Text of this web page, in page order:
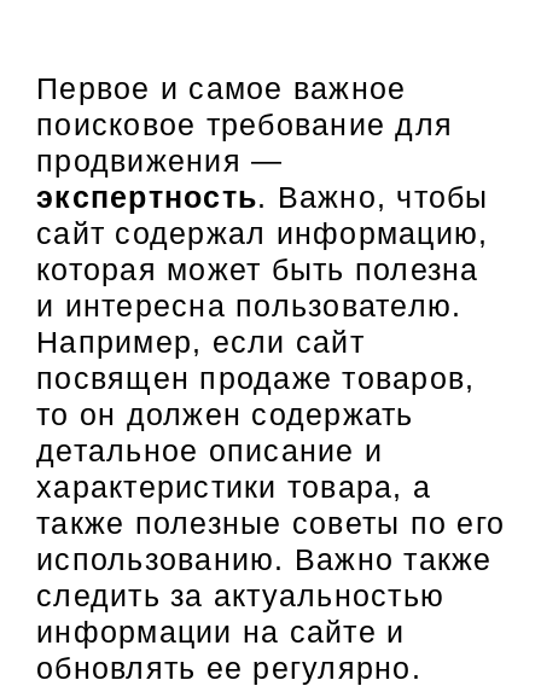
Первое и самое важное
поисковое требование для
продвижения —
экспертность. Важно, чтобы
сайт содержал информацию,
которая может быть полезна
и интересна пользователю.
Например, если сайт
посвящен продаже товаров,
то он должен содержать
детальное описание и
характеристики товара, а
также полезные советы по его
использованию. Важно также
следить за актуальностью
информации на сайте и
обновлять ее регулярно.